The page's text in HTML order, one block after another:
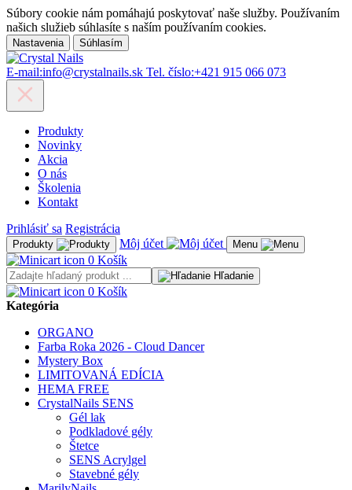
Súbory cookie nám pomáhajú poskytovať naše služby. Používaním
našich služieb súhlasíte s naším používaním cookies.
Nastavenia Súhlasím
E-mail:info@crystalnails.sk Tel. číslo:+421 915 066 073
Produkty
Novinky
Akcia
O nás
Školenia
Kontakt
Prihlásiť sa Registrácia
Produkty Môj účet Menu
0 Košík
Hľadanie
0 Košík
Kategória
ORGANO
Farba Roka 2026 - Cloud Dancer
Mystery Box
LIMITOVANÁ EDÍCIA
HEMA FREE
CrystalNails SENS
Gél lak
Podkladové gély
Štetce
SENS Acrylgel
Stavebné gély